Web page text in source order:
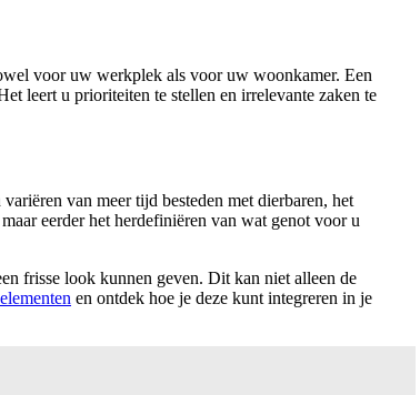
voor uw werkplek als voor uw woonkamer. Een
leert u prioriteiten te stellen en irrelevante zaken te
van meer tijd besteden met dierbaren, het
eerder het herdefiniëren van wat genot voor u
frisse look kunnen geven. Dit kan niet alleen de
en ontdek hoe je deze kunt integreren in je